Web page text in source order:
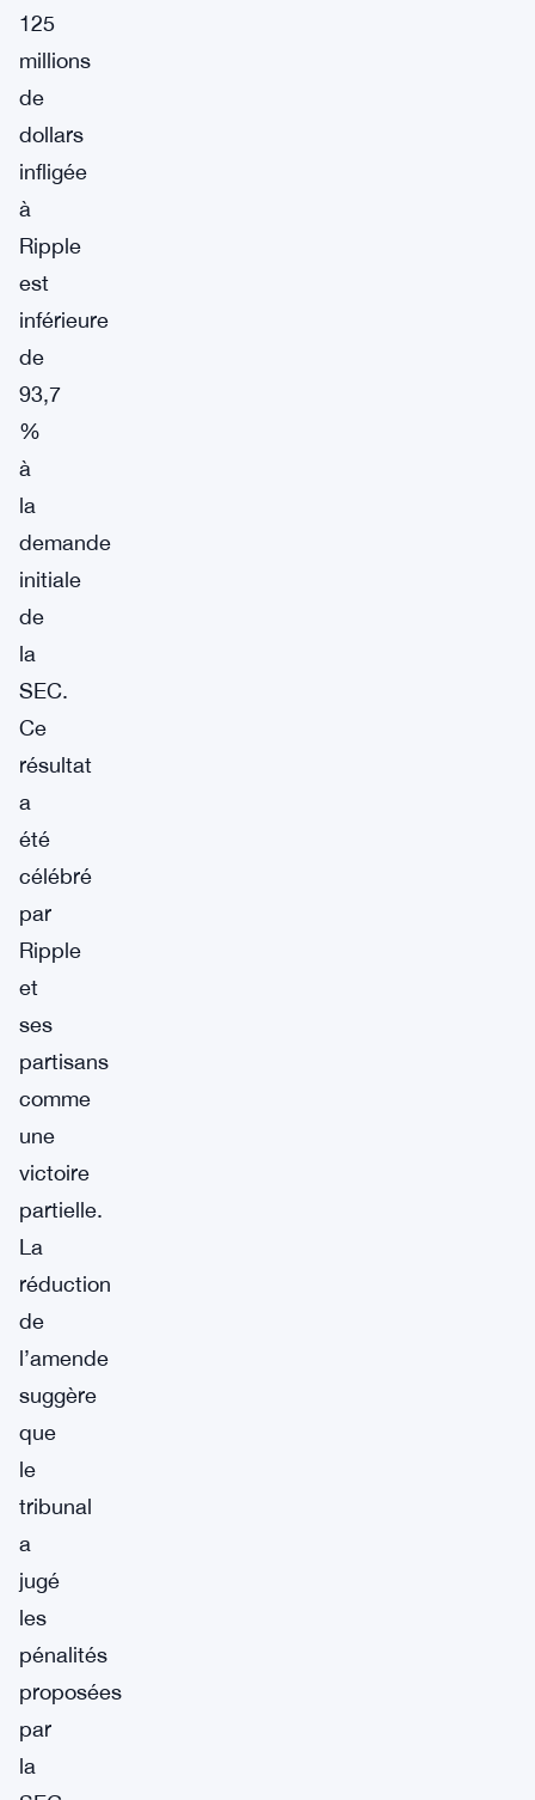
125
millions
de
dollars
infligée
à
Ripple
est
inférieure
de
93,7
%
à
la
demande
initiale
de
la
SEC.
Ce
résultat
a
été
célébré
par
Ripple
et
ses
partisans
comme
une
victoire
partielle.
La
réduction
de
l’amende
suggère
que
le
tribunal
a
jugé
les
pénalités
proposées
par
la